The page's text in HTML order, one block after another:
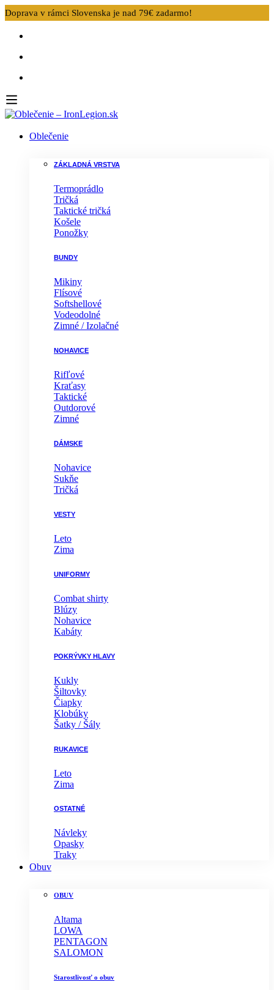
Doprava v rámci Slovenska je nad 79€ zadarmo!
Oblečenie
ZÁKLADNÁ VRSTVA
Termoprádlo
Tričká
Taktické tričká
Košele
Ponožky
BUNDY
Mikiny
Flísové
Softshellové
Vodeodolné
Zimné / Izolačné
NOHAVICE
Rifľové
Kraťasy
Taktické
Outdorové
Zimné
DÁMSKE
Nohavice
Sukňe
Tričká
VESTY
Leto
Zima
UNIFORMY
Combat shirty
Blúzy
Nohavice
Kabáty
POKRÝVKY HLAVY
Kukly
Šiltovky
Čiapky
Klobúky
Šatky / Šály
RUKAVICE
Leto
Zima
OSTATNÉ
Návleky
Opasky
Traky
Obuv
OBUV
Altama
LOWA
PENTAGON
SALOMON
Starostlivosť o obuv